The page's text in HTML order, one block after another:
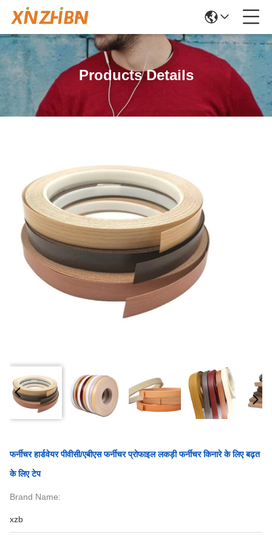
Products Details
फर्नीचर हार्डवेयर पीवीसी/एबीएस फर्नीचर प्रोफाइल लकड़ी फर्नीचर किनारे के लिए बढ़त
के लिए टेप
Brand Name:
xzb